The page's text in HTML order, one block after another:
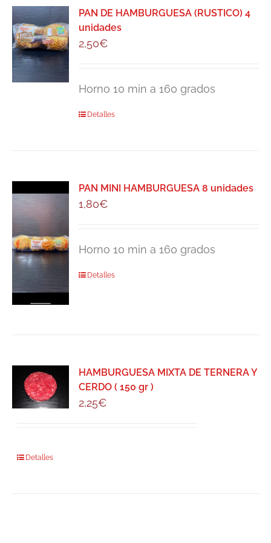
PAN DE HAMBURGUESA (RUSTICO) 4
unidades
2,50€
Horno 10 min a 160 grados
Detalles
PAN MINI HAMBURGUESA 8 unidades
1,80€
Horno 10 min a 160 grados
Detalles
HAMBURGUESA MIXTA DE TERNERA Y
CERDO ( 150 gr )
2,25€
Detalles